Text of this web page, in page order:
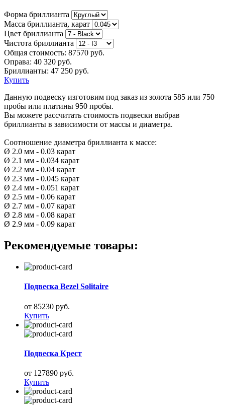
Форма бриллианта
Масса бриллианта, карат
Цвет бриллианта
Чистота бриллианта
Общая стоимость: 87570 руб.
Оправа: 40 320 руб.
Бриллианты: 47 250 руб.
Купить
Данную подвеску изготовим под заказ из золота 585 или 750
пробы или платины 950 пробы.
Вы можете рассчитать стоимость подвески выбрав
бриллианты в зависимости от массы и диаметра.
Соотношение диаметра бриллианта к массе:
Ø 2.0 мм - 0.03 карат
Ø 2.1 мм - 0.034 карат
Ø 2.2 мм - 0.04 карат
Ø 2.3 мм - 0.045 карат
Ø 2.4 мм - 0.051 карат
Ø 2.5 мм - 0.06 карат
Ø 2.7 мм - 0.07 карат
Ø 2.8 мм - 0.08 карат
Ø 2.9 мм - 0.09 карат
Рекомендуемые товары:
Подвеска Bezel Solitaire
от 85230 руб.
Купить
Подвеска Крест
от 127890 руб.
Купить